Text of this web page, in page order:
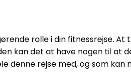
rolle i din fitnessrejse.
kan det at have nogen til at
denne rejse med, og som